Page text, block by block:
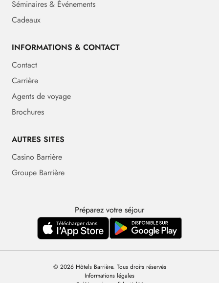
Séminaires & Événements
Cadeaux
INFORMATIONS & CONTACT
Contact
Carrière
Agents de voyage
Brochures
AUTRES SITES
Casino Barrière
Groupe Barrière
Préparez votre séjour
© 2026 Hôtels Barrière. Tous droits réservés
Informations légales